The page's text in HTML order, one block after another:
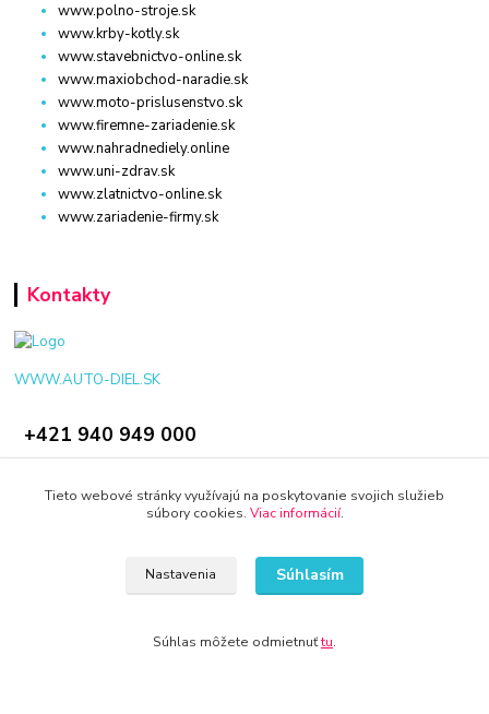
www.polno-stroje.sk
www.krby-kotly.sk
www.stavebnictvo-online.sk
www.maxiobchod-naradie.sk
www.moto-prislusenstvo.sk
www.firemne-zariadenie.sk
www.nahradnediely.online
www.uni-zdrav.sk
www.zlatnictvo-online.sk
www.zariadenie-firmy.sk
Kontakty
WWW.AUTO-DIEL.SK
+421 940 949 000
© 2024 Všetky práva vyhradené KAMENIK.SK
Tieto webové stránky využívajú na poskytovanie svojich služieb
súbory cookies. Viac informácií.
Nastavenia Súhlasím
Súhlas môžete odmietnuťtu.